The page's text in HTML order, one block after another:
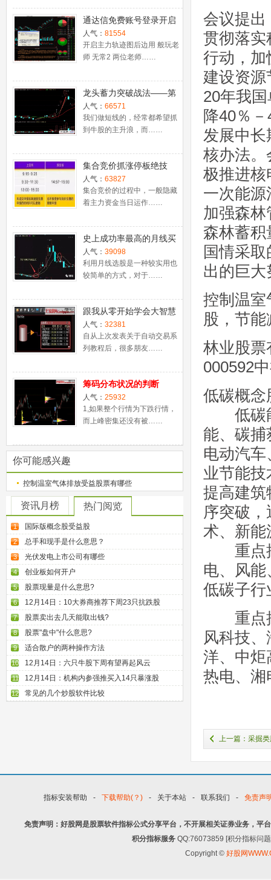
通达信免费账号登录开启
十档框和调用主力监控教
程
人气： 81554
开启主力轨迹图后边用 般玩老
师 无常2 两位老师……
龙头蓄力突破战法——第
一时间介入牛股主升浪捕
捉涨停板的技巧（图解）
人气： 66571
我们做短线的，经常都希望抓
到牛股的主升浪，而……
集合竞价抓涨停板绝技
（附公式源码）
人气： 63827
集合竞价的过程中，一般隐藏
着主力资金当日运作……
史上成功率最高的月线买
入法，精准高效筛选暴涨
牛股，堪称选股法宝！
人气： 39098
利用月线选股是一种较实用也
较简单的方式，对于……
跟我从零开始学会大智慧
股票池自动交易
人气： 32381
自从上次发表关于自动交易系
列教程后，很多朋友……
筹码分布状况的判断
人气： 25932
1,如果整个行情为下跌行情，
而上峰密集还没有被……
你可能感兴趣
控制温室气体排放受益股票有哪些
资讯月榜 热门阅览
1 国际版概念股受益股
2 总手和现手是什么意思？
3 光伏发电上市公司有哪些
4 创业板如何开户
5 股票现量是什么意思?
6 12月14日：10大券商推荐下周23只抗跌股
7 股票卖出去几天能取出钱?
8 股票"盘中"什么意思?
9 适合散户的两种操作方法
10 12月14日：六只牛股下周有望再起风云
11 12月14日：机构内参强推买入14只暴涨股
12 常见的几个炒股软件比较
会议提出
贯彻落实
行动，加
建设资
20年我
降40％
发展中长
核办法。
极推进核
一次能
加强森林
森林蓄积
国情采
出的巨大
控制温室
股，节
林业股票
000592
低碳概念
低碳能
能、碳捕
电动汽
业节能
提高建筑
序突破
术、新能
重点推
电、风
低碳子行
重点推
风科技
洋、中炬
热电、湘
上一篇：采掘
指标安装帮助 - 下载帮助(？) - 关于本站 - 联系我们 - 免责声
免责声明：好股网是股票软件指标公式分享平台，不开展相关证券业务，平
积分指标服务 QQ:76073859 [积分指标问
Copyright © 好股网